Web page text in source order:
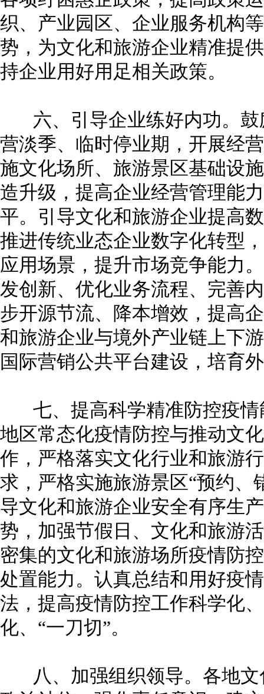
织、产业园区、企业服务机构
势，为文化和旅游企业精准提
持企业用好用足相关政策。
六、引导企业练好内功。鼓
营淡季、临时停业期，开展经
施文化场所、旅游景区基础设
造升级，提高企业经营管理能
平。引导文化和旅游企业提高
推进传统业态企业数字化转型
应用场景，提升市场竞争能力
发创新、优化业务流程、完善
步开源节流、降本增效，提高
和旅游企业与境外产业链上下
国际营销公共平台建设，培育
七、提高科学精准防控疫情
地区常态化疫情防控与推动文
作，严格落实文化行业和旅游
求，严格实施旅游景区“预约、
导文化和旅游企业安全有序生
势，加强节假日、文化和旅游
密集的文化和旅游场所疫情防
处置能力。认真总结和用好疫
法，提高疫情防控工作科学化
化、“一刀切”。
八、加强组织领导。各地文